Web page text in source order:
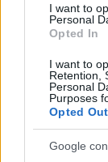
I want to
Personal
Opted In
I want to
Retention,
Personal
Purposes
Opted Out
Google